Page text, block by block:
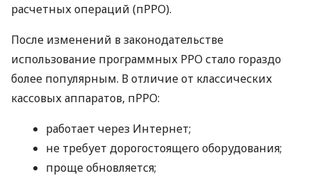
расчетных операций (пРРО).
После изменений в законодательстве
использование программных РРО стало гораздо
более популярным. В отличие от классических
кассовых аппаратов, пРРО:
работает через Интернет;
не требует дорогостоящего оборудования;
проще обновляется;